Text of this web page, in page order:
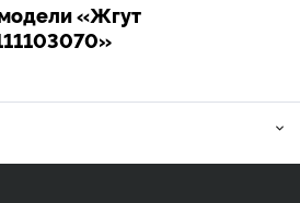
«Жгут